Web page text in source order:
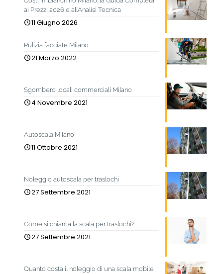
ai Prezzi 2026 e all’Analisi Tecnica
11 Giugno 2026
Pulizia facciate Milano
21 Marzo 2022
Sgombero locali commerciali Milano
4 Novembre 2021
Autoscala Milano
11 Ottobre 2021
Noleggio autoscala per traslochi
27 Settembre 2021
Come si chiama la scala per traslochi?
27 Settembre 2021
Quanto costa il noleggio di una scala mobile